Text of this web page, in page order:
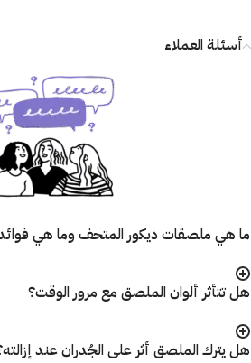
أسئلة العملاء
ما هي ملصقات ديكور المتحف وما هي
هل تتأثر ألوان الملصق مع مرور الوقت؟
هل يترك الملصق أثر على الجُدران عند